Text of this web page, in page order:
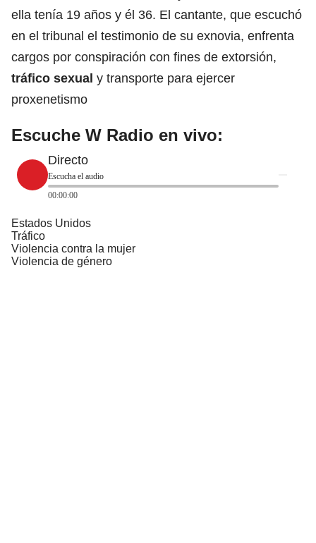
ella tenía 19 años y él 36. El cantante, que escuchó
en el tribunal el testimonio de su exnovia, enfrenta
cargos por conspiración con fines de extorsión,
tráfico sexual y transporte para ejercer
proxenetismo
Escuche W Radio en vivo:
Directo
Escucha el audio
00:00:00
Estados Unidos
Tráfico
Violencia contra la mujer
Violencia de género